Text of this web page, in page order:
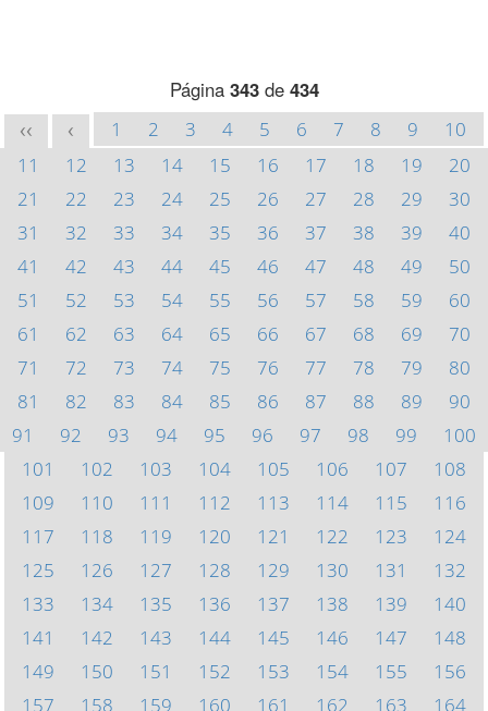
Página 343de 434
<< < 1 2 3 4 5 6 7 8 9
10
11
12 13 14 15 16 17 18 19
20
21
22 23 24 25 26 27 28 29
30
31
32 33 34 35 36 37 38 39
40
41
42 43 44 45 46 47 48 49
50
51
52 53 54 55 56 57 58 59
60
61
62 63 64 65 66 67 68 69
70
71
72 73 74 75 76 77 78 79
80
81
82 83 84 85 86 87 88 89
90
91
92 93 94 95 96 97 98 99
100
101
102 103 104 105 106 107
108
109
110 111 112 113 114 115
116
117
118 119 120 121 122 123
124
125
126 127 128 129 130 131
132
133
134 135 136 137 138 139
140
141
142 143 144 145 146 147
148
149
150 151 152 153 154 155
156
157
158 159 160 161 162 163
164